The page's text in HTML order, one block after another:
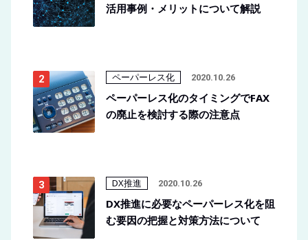
活用事例・メリットについて解説
ペーパーレス化 2020.10.26
ペーパーレス化のタイミングでFAX
の廃止を検討する際の注意点
DX推進 2020.10.26
DX推進に必要なペーパーレス化を阻
む要因の把握と対策方法について